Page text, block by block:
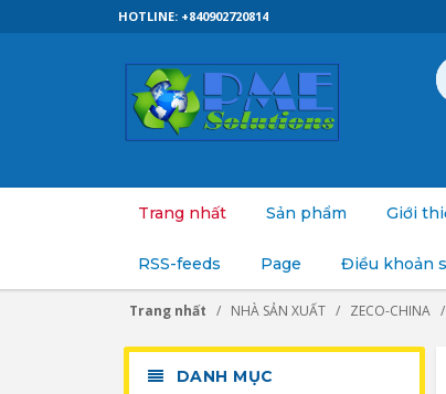
HOTLINE: +840902720814
Trang nhất Sản phẩm Giới
RSS-feeds Page Điều khoản
Trang nhất NHÀ SẢN XUẤT ZECO-CHINA
DANH MỤC